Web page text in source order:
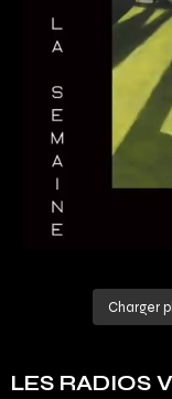
Charger
LES RADIOS